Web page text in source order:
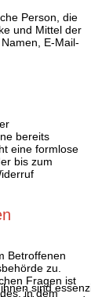
Person, die
und Mittel der
E-Mail-
bereits
eine formlose
bis zum
Betroffenen
zu.
Fragen ist
in dem
sind